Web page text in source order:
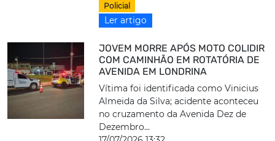
Policial
Ler artigo
JOVEM MORRE APÓS MOTO COLIDIR
COM CAMINHÃO EM ROTATÓRIA DE
AVENIDA EM LONDRINA
Vítima foi identificada como Vinicius
Almeida da Silva; acidente aconteceu
no cruzamento da Avenida Dez de
Dezembro...